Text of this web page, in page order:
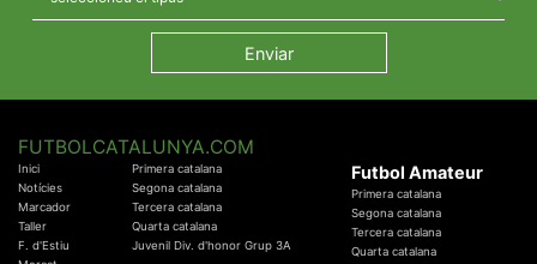
FUTBOLCATALUNYA.COM
Inici
Notícies
Marcador
Taller
F. d'Estiu
Primera catalana
Segona catalana
Tercera catalana
Quarta catalana
Juvenil Div. d'honor Grup 3A
Futbol Amateur
Primera catalana
Segona catalana
Tercera catalana
Quarta catalana